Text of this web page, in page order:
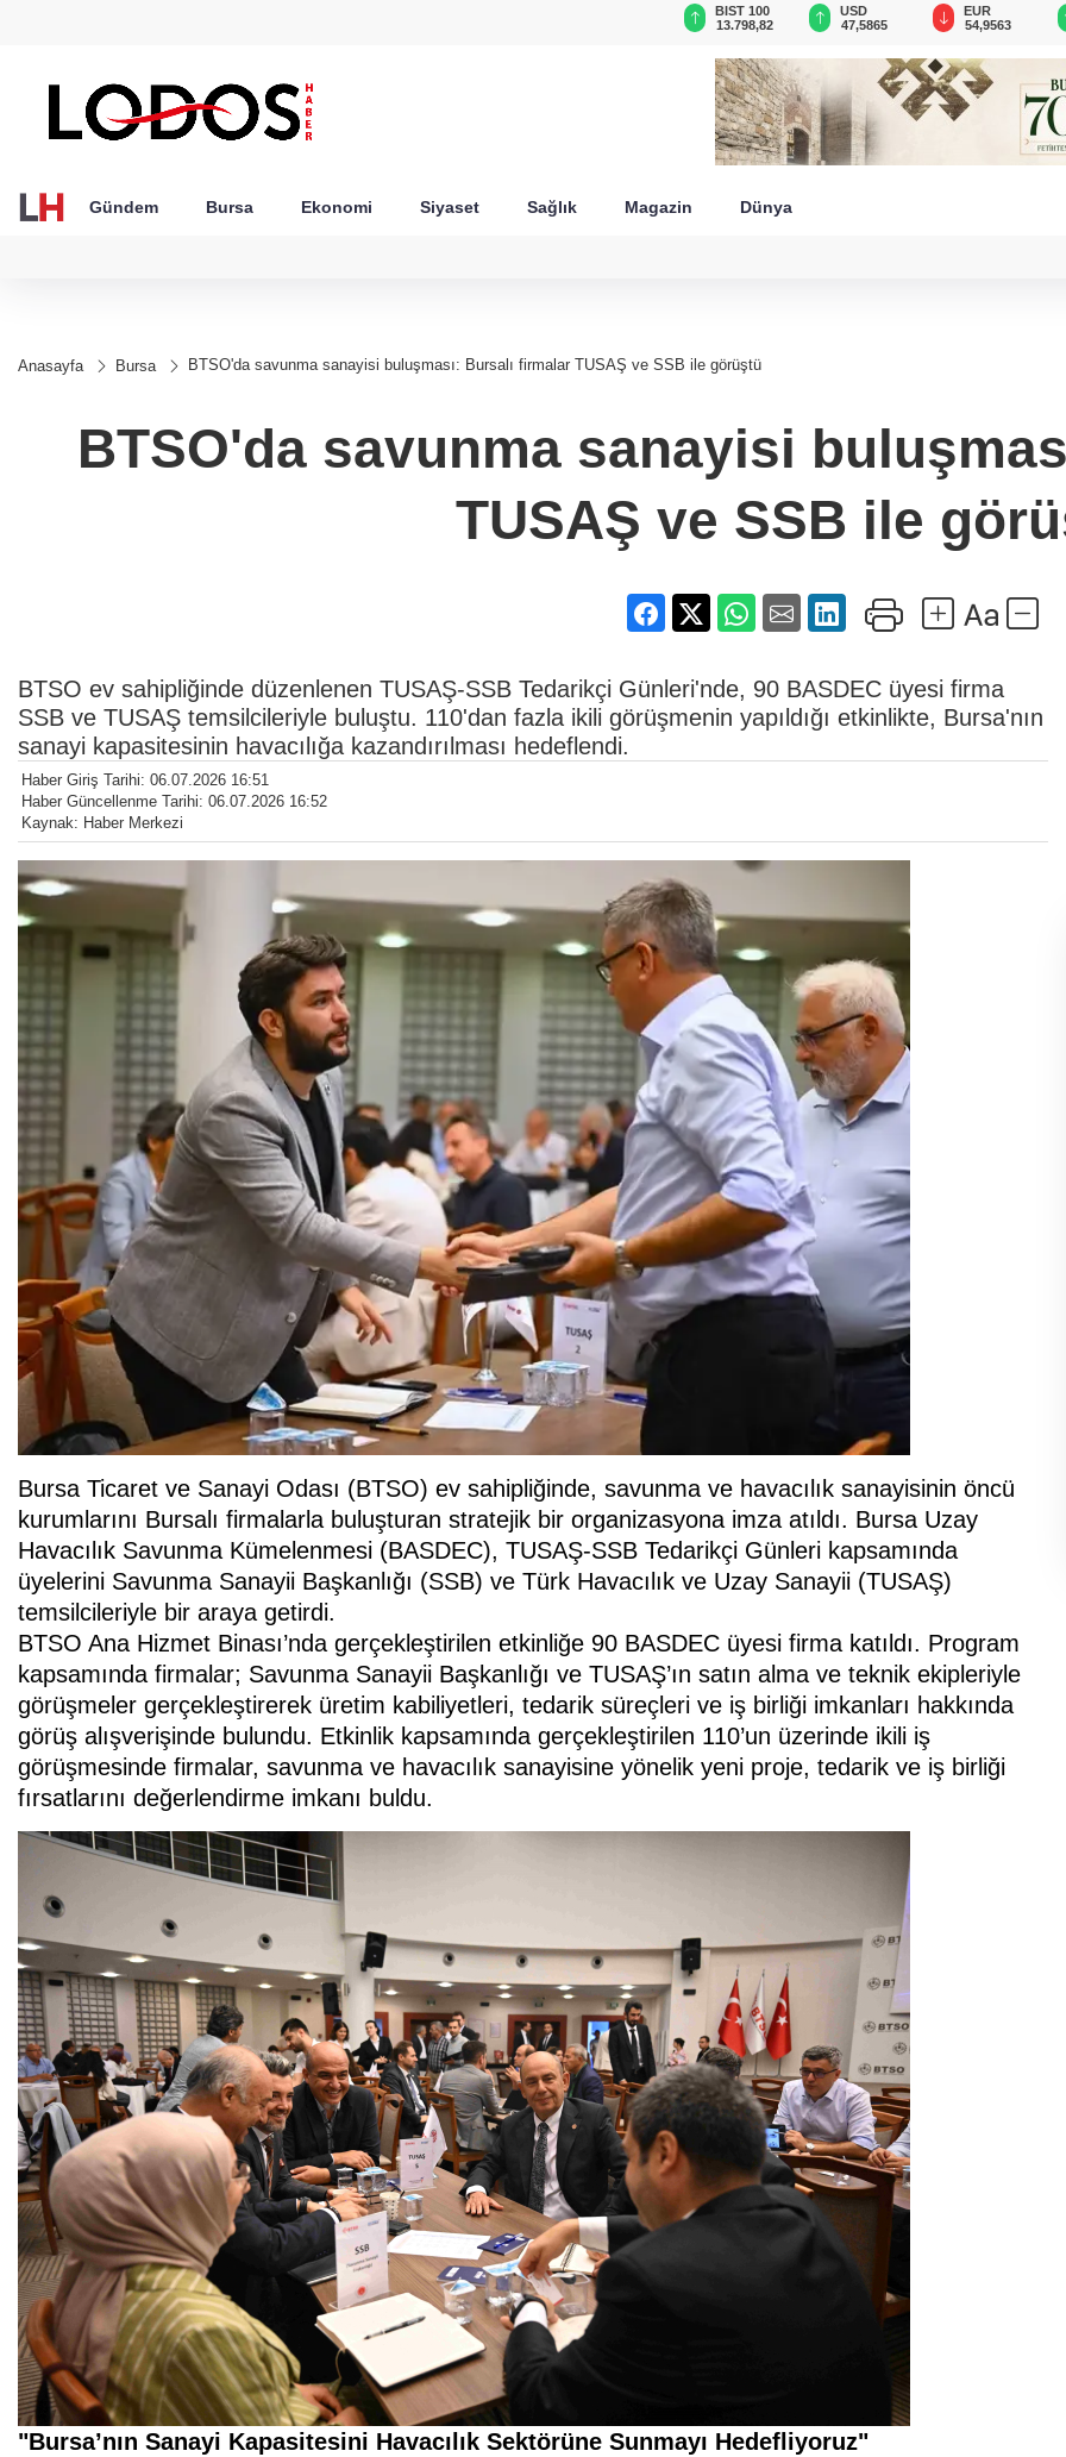
BIST 100
13.798,82
USD
47,5865
EUR
54,9563
Gündem Bursa Ekonomi Siyaset Sağlık Magazin Dünya
Anasayfa Bursa BTSO'da savunma sanayisi buluşması: Bursalı firmalar TUSAŞ ve SSB ile görüştü
BTSO'da savunma sanayisi
TUSAŞ ve SSB ile
BTSO ev sahipliğinde düzenlenen TUSAŞ-SSB Tedarikçi Günleri'nde, 90 BASDEC üyesi firma
SSB ve TUSAŞ temsilcileriyle buluştu. 110'dan fazla ikili görüşmenin yapıldığı etkinlikte, Bursa'nın
sanayi kapasitesinin havacılığa kazandırılması hedeflendi.
Haber Giriş Tarihi: 06.07.2026 16:51
Haber Güncellenme Tarihi: 06.07.2026 16:52
Kaynak: Haber Merkezi
Bursa Ticaret ve Sanayi Odası (BTSO) ev sahipliğinde, savunma ve havacılık sanayisinin öncü
kurumlarını Bursalı firmalarla buluşturan stratejik bir organizasyona imza atıldı. Bursa Uzay
Havacılık Savunma Kümelenmesi (BASDEC), TUSAŞ-SSB Tedarikçi Günleri kapsamında
üyelerini Savunma Sanayii Başkanlığı (SSB) ve Türk Havacılık ve Uzay Sanayii (TUSAŞ)
temsilcileriyle bir araya getirdi.
BTSO Ana Hizmet Binası’nda gerçekleştirilen etkinliğe 90 BASDEC üyesi firma katıldı. Program
kapsamında firmalar; Savunma Sanayii Başkanlığı ve TUSAŞ’ın satın alma ve teknik ekipleriyle
görüşmeler gerçekleştirerek üretim kabiliyetleri, tedarik süreçleri ve iş birliği imkanları hakkında
görüş alışverişinde bulundu. Etkinlik kapsamında gerçekleştirilen 110’un üzerinde ikili iş
görüşmesinde firmalar, savunma ve havacılık sanayisine yönelik yeni proje, tedarik ve iş birliği
fırsatlarını değerlendirme imkanı buldu.
"Bursa’nın Sanayi Kapasitesini Havacılık Sektörüne Sunmayı Hedefliyoruz"